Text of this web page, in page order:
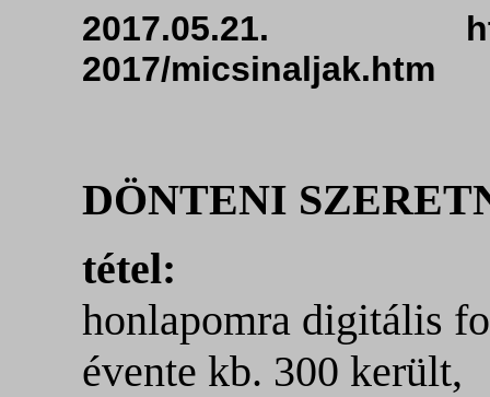
2017.05.21.
2017/
DÖNTENI
tétel:
honlapomra digitális
évente kb. 300 került,